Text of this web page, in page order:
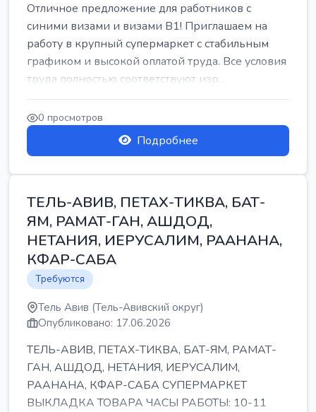
Отличное предложение для работников с
синими визами и визами B1! Приглашаем на
работу в крупный супермаркет с стабильным
графиком и высокой оплатой труда. Все условия
труда полностью соответствуют изр...
0 просмотров
Подробнее
ТЕЛЬ-АВИВ, ПЕТАХ-ТИКВА, БАТ-
ЯМ, РАМАТ-ГАН, АШДОД,
НЕТАНИЯ, ИЕРУСАЛИМ, РААНАНА,
КФАР-САБА
Требуются
Тель Авив (Тель-Авивский округ)
Опубликовано: 17.06.2026
ТЕЛЬ-АВИВ, ПЕТАХ-ТИКВА, БАТ-ЯМ, РАМАТ-
ГАН, АШДОД, НЕТАНИЯ, ИЕРУСАЛИМ,
РААНАНА, КФАР-САБА СУПЕРМАРКЕТ
ВЫКЛАДКА ТОВАРА ЧАСЫ РАБОТЫ: 10-11